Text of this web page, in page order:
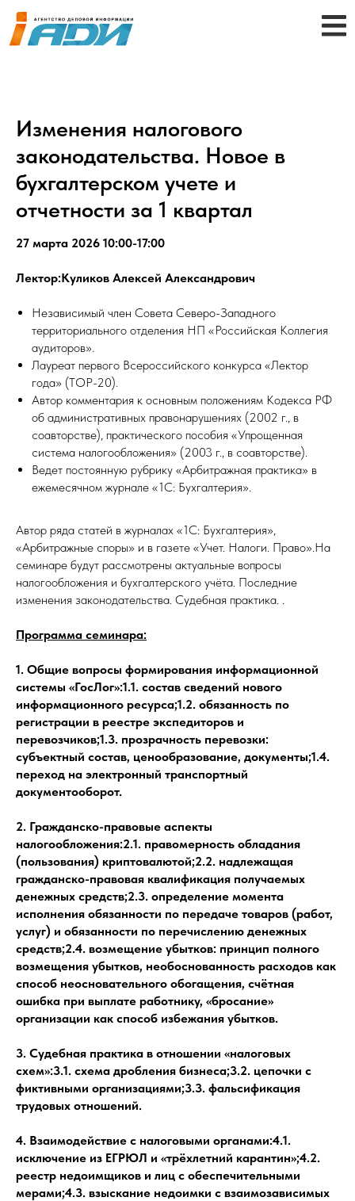
Изменения налогового
законодательства. Новое в
бухгалтерском учете и
отчетности за 1 квартал
27 марта 2026 10:00-17:00
Лектор:Куликов Алексей Александрович
Независимый член Совета Северо-Западного
территориального отделения НП «Российская Коллегия
аудиторов».
Лауреат первого Всероссийского конкурса «Лектор
года» (TOP-20).
Автор комментария к основным положениям Кодекса РФ
об административных правонарушениях (2002 г., в
соавторстве), практического пособия «Упрощенная
система налогообложения» (2003 г., в соавторстве).
Ведет постоянную рубрику «Арбитражная практика» в
ежемесячном журнале «1С: Бухгалтерия».
Автор ряда статей в журналах «1С: Бухгалтерия»,
«Арбитражные споры» и в газете «Учет. Налоги. Право».На
семинаре будут рассмотрены актуальные вопросы
налогообложения и бухгалтерского учёта. Последние
изменения законодательства. Судебная практика. .
Программа семинара:
1. Общие вопросы формирования информационной
системы «ГосЛог»:1.1. состав сведений нового
информационного ресурса;1.2. обязанность по
регистрации в реестре экспедиторов и
перевозчиков;1.3. прозрачность перевозки:
субъектный состав, ценообразование, документы;1.4.
переход на электронный транспортный
документооборот.
2. Гражданско-правовые аспекты
налогообложения:2.1. правомерность обладания
(пользования) криптовалютой;2.2. надлежащая
гражданско-правовая квалификация получаемых
денежных средств;2.3. определение момента
исполнения обязанности по передаче товаров (работ,
услуг) и обязанности по перечислению денежных
средств;2.4. возмещение убытков: принцип полного
возмещения убытков, необоснованность расходов как
способ неосновательного обогащения, счётная
ошибка при выплате работнику, «бросание»
организации как способ избежания убытков.
3. Судебная практика в отношении «налоговых
схем»:3.1. схема дробления бизнеса;3.2. цепочки с
фиктивными организациями;3.3. фальсификация
трудовых отношений.
4. Взаимодействие с налоговыми органами:4.1.
исключение из ЕГРЮЛ и «трёхлетний карантин»;4.2.
реестр недоимщиков и лиц с обеспечительными
мерами;4.3. взыскание недоимки с взаимозависимых